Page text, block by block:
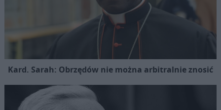
Kard. Sarah: Obrzędów nie można arbitralnie znosić